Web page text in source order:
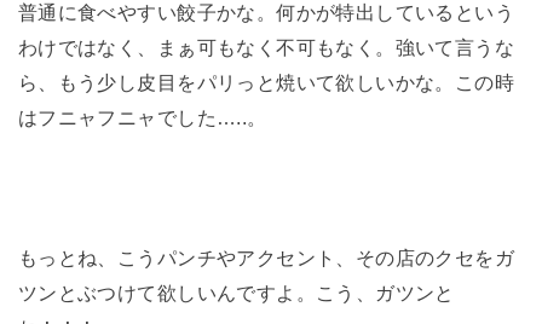
普通に食べやすい餃子かな。何かが特出しているという
わけではなく、まぁ可もなく不可もなく。強いて言うな
ら、もう少し皮目をパリっと焼いて欲しいかな。この時
はフニャフニャでした…..。
もっとね、こうパンチやアクセント、その店のクセをガ
ツンとぶつけて欲しいんですよ。こう、ガツンと